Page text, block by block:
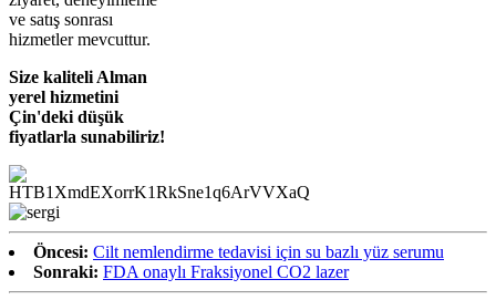
ve satış sonrası
hizmetler mevcuttur.
Size kaliteli Alman
yerel hizmetini
Çin'deki düşük
fiyatlarla sunabiliriz!
Öncesi: Cilt nemlendirme tedavisi için su bazlı yüz serumu
Sonraki: FDA onaylı Fraksiyonel CO2 lazer